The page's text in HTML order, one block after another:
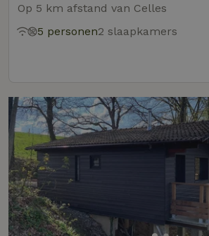
Op 5 km afstand van Celles
5 personen2 slaapkamers